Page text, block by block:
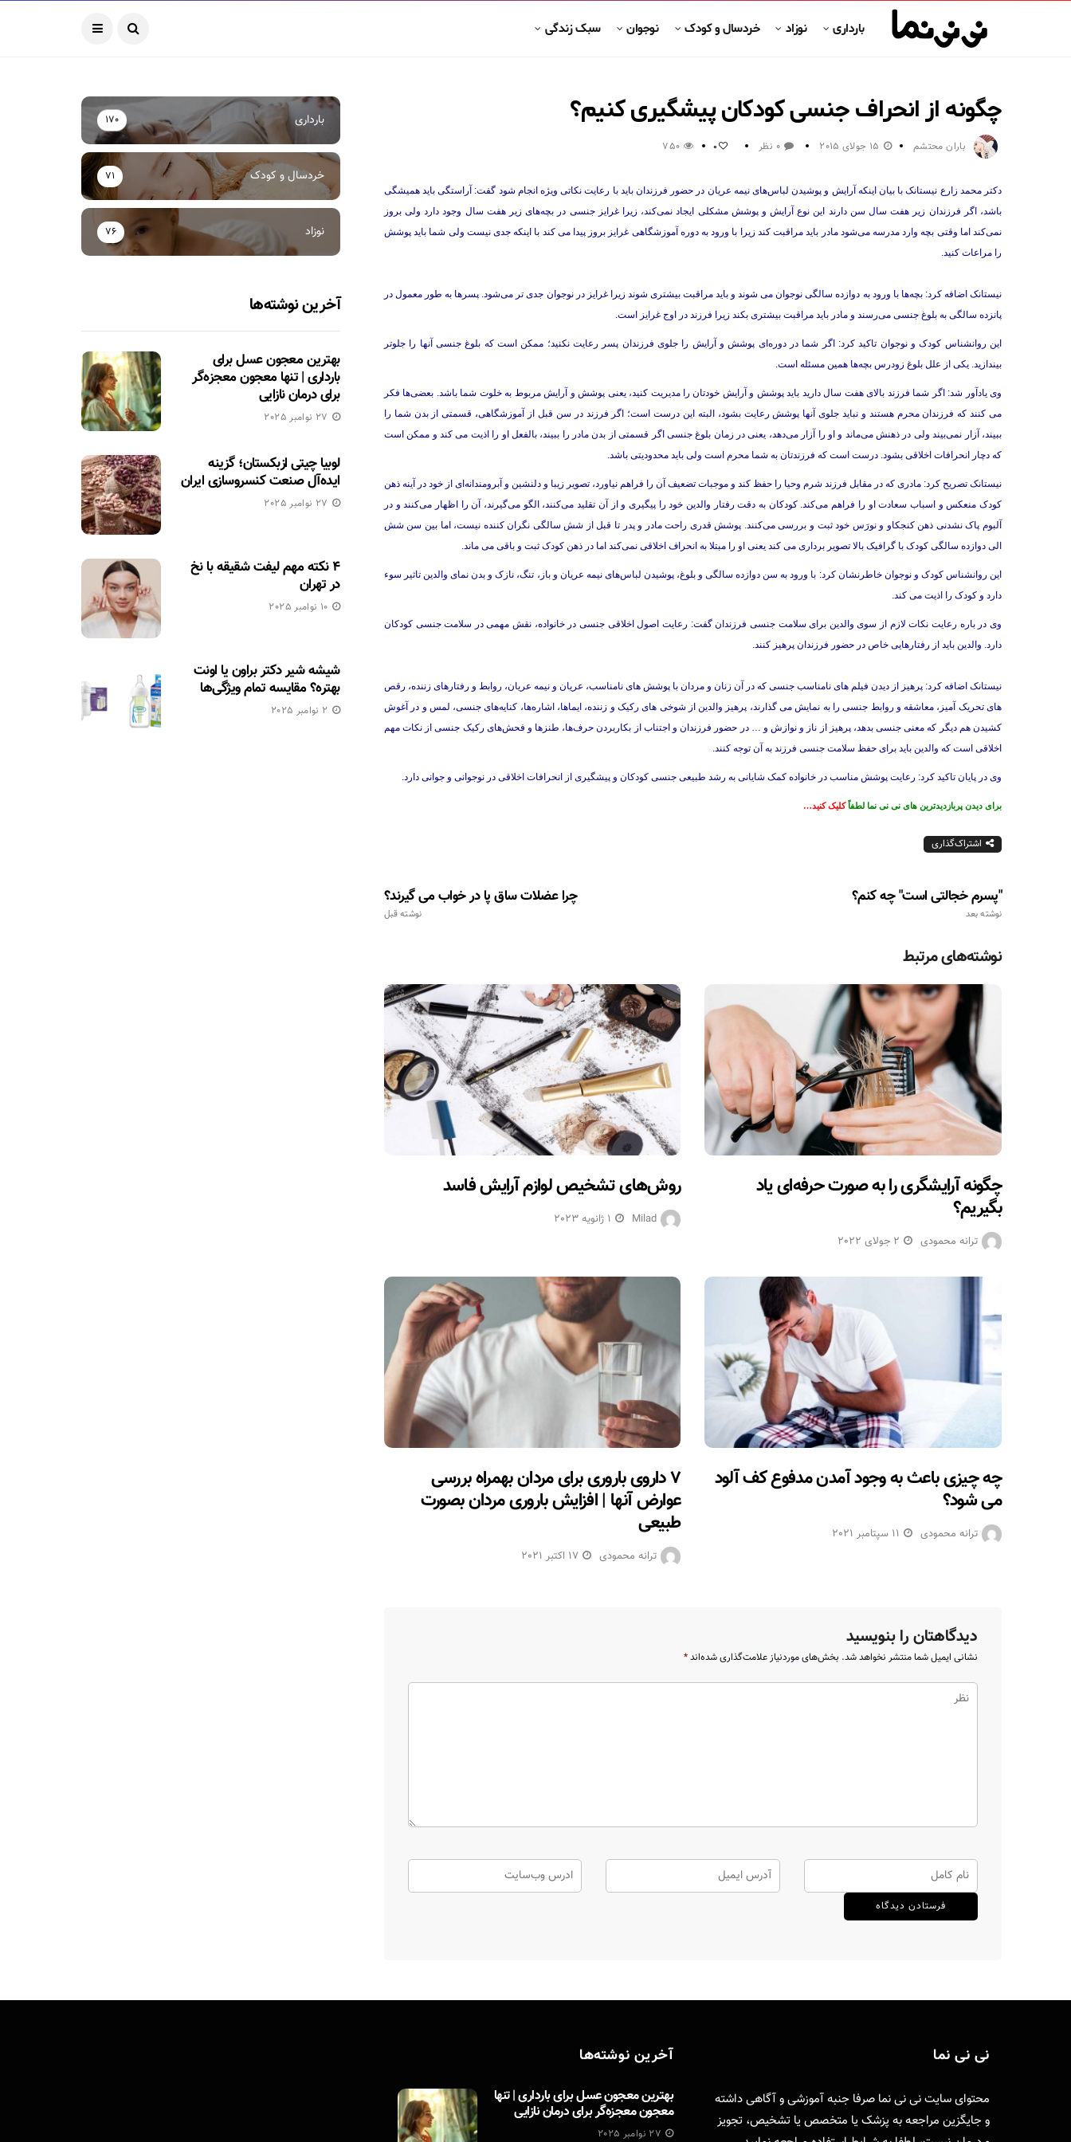
بارداری نوزاد خردسال و کودک نوجوان سبک زندگی
چگونه از انحراف جنسی کودکان پیشگیری کنیم؟
باران محتشم 15 جولای 2015 0 نظر 0
750
دکتر محمد زارع نیستانک با بیان اینکه آرایش و پوشیدن لباس‌های نیمه عریان در حضور فرزندان باید با رعایت نکاتی ویژه انجام شود گفت: آراستگی باید همیشگی
باشد، اگر فرزندان زیر هفت سال سن دارند این نوع آرایش و پوشش مشکلی ایجاد نمی‌کند، زیرا غرایز جنسی در بچه‌های زیر هفت سال وجود دارد ولی بروز
نمی‌کند اما وقتی بچه وارد مدرسه می‌شود مادر باید مراقبت کند زیرا با ورود به دوره آموزشگاهی غرایز بروز پیدا می کند با اینکه جدی نیست ولی شما باید پوشش
را مراعات کنید.
نیستانک اضافه کرد: بچه‌ها با ورود به دوازده سالگی نوجوان می شوند و باید مراقبت بیشتری شوند زیرا غرایز در نوجوان جدی تر می‌شود. پسرها به طور معمول در
پانزده سالگی به بلوغ جنسی می‌رسند و مادر باید مراقبت بیشتری بکند زیرا فرزند در اوج غرایز است.
این روانشناس کودک و نوجوان تاکید کرد: اگر شما در دوره‌ای پوشش و آرایش را جلوی فرزندان پسر رعایت نکنید؛ ممکن است که بلوغ جنسی آنها را جلوتر
بیندازید. یکی از علل بلوغ زودرس بچه‌ها همین مسئله است.
وی یادآور شد: اگر شما فرزند بالای هفت سال دارید باید پوشش و آرایش خودتان را مدیریت کنید، یعنی پوشش و آرایش مربوط به خلوت شما باشد. بعضی‌ها فکر
می کنند که فرزندان محرم هستند و نباید جلوی آنها پوشش رعایت بشود، البته این درست است؛ اگر فرزند در سن قبل از آموزشگاهی، قسمتی از بدن شما را
ببیند، آزار نمی‌بیند ولی در ذهنش می‌ماند و او را آزار می‌دهد، یعنی در زمان بلوغ جنسی اگر قسمتی از بدن مادر را ببیند، بالفعل او را اذیت می کند و ممکن است
که دچار انحرافات اخلاقی بشود. درست است که فرزندتان به شما محرم است ولی باید محدودیتی باشد.
نیستانک تصریح کرد: مادری که در مقابل فرزند شرم وحیا را حفظ کند و موجبات تضعیف آن را فراهم نیاورد، تصویر زیبا و دلنشین و آبرومندانه‌ای از خود در آینه ذهن
کودک منعکس و اسباب سعادت او را فراهم می‌کند. کودکان به دقت رفتار والدین خود را پیگیری و از آن تقلید می­‌کنند، الگو می­‌گیرند، آن را اظهار می­‌کنند و در
آلبوم پاک نشدنی ذهن کنجکاو و نورَس خود ثبت و بررسی می­‌کنند. پوشش قدری راحت مادر و پدر تا قبل از شش سالگی نگران کننده نیست، اما بین سن شش
الی دوازده سالگی کودک با گرافیک بالا تصویر برداری می کند یعنی او را مبتلا به انحراف اخلاقی نمی‌کند اما در ذهن کودک ثبت و باقی می ماند.
این روانشناس کودک و نوجوان خاطرنشان کرد: با ورود به سن دوازده سالگی و بلوغ، پوشیدن لباس‌های نیمه عریان و باز، تنگ، نازک و بدن نمای والدین تاثیر سوء
دارد و کودک را اذیت می کند.
وی در باره رعایت نکات لازم از سوی والدین برای سلامت جنسی فرزندان­ گفت: رعایت اصول اخلاقی جنسی در خانواده، نقش مهمی در سلامت جنسی کودکان
دارد. والدین باید از رفتارهایی خاص در حضور فرزندان پرهیز کنند.
نیستانک اضافه کرد: پرهیز از دیدن فیلم های نامناسب جنسی که در آن زنان و مردان با پوشش های نامناسب، عریان و نیمه عریان، روابط و رفتارهای زننده، رقص
های تحریک آمیز، معاشقه و روابط جنسی را به نمایش می گذارند، پرهیز والدین از شوخی های رکیک و زننده، ایماها، اشاره‌ها، کنایه‌های جنسی، لمس و در آغوش
کشیدن هم دیگر که معنی جنسی بدهد، پرهیز از ناز و نوازش و … در حضور فرزندان و اجتناب از بکاربردن حرف‌ها، طنزها و فحش‌های رکیک جنسی از نکات مهم
اخلاقی است که والدین باید برای حفظ سلامت جنسی فرزند به آن توجه کنند.
وی در پایان تاکید کرد: رعایت پوشش مناسب در خانواده کمک شایانی به رشد طبیعی جنسی کودکان و پیشگیری از انحرافات اخلاقی در نوجوانی و جوانی دارد.
برای دیدن پربازدیدترین های نی نی نما لطفاًکلیک کنید…
اشتراک‌گذاری
چرا عضلات ساق پا در خواب می گیرند؟
نوشته قبل
"پسرم خجالتی است" چه کنم؟
نوشته بعد
نوشته‌های مرتبط
روش‌های تشخیص لوازم آرایش فاسد
Milad 1 ژانویه 2023
چگونه آرایشگری را به صورت حرفه‌ای یاد
بگیریم؟
ترانه محمودی 2 جولای 2022
۷ داروی باروری برای مردان بهمراه بررسی
عوارض آنها | افزایش باروری مردان بصورت
طبیعی
ترانه محمودی 17 اکتبر 2021
چه چیزی باعث به وجود آمدن مدفوع کف آلود
می شود؟
ترانه محمودی 11 سپتامبر 2021
دیدگاهتان را بنویسید
نشانی ایمیل شما منتشر نخواهد شد. بخش‌های موردنیاز علامت‌گذاری شده‌اند*
بارداری 170
خردسال و کودک 71
نوزاد 76
آخرین نوشته‌ها
بهترین معجون عسل برای
بارداری | تنها معجون معجزه‌گر
برای درمان نازایی
27 نوامبر 2025
لوبیا چیتی ازبکستان؛ گزینه
ایده‌آل صنعت کنسروسازی ایران
27 نوامبر 2025
۴ نکته مهم لیفت شقیقه با نخ
در تهران
10 نوامبر 2025
شیشه شیر دکتر براون یا اونت
بهتره؟ مقایسه تمام ویژگی‌ها
2 نوامبر 2025
نی نی نما
محتوای سایت نی نی نما صرفا جنبه آموزشی و آگاهی داشته
و جایگزین مراجعه به پزشک یا متخصص یا تشخیص، تجویز
آخرین نوشته‌ها
بهترین معجون عسل برای بارداری | تنها
معجون معجزه‌گر برای درمان نازایی
27 نوامبر 2025